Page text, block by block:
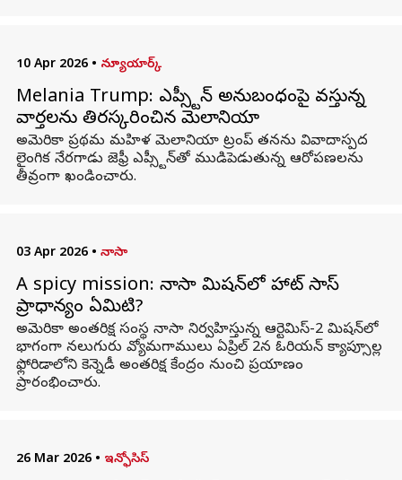
10 Apr 2026 • న్యూయార్క్
Melania Trump: ఎప్స్టీన్ అనుబంధంపై వస్తున్న
వార్తలను తిరస్కరించిన మెలానియా
అమెరికా ప్రథమ మహిళ మెలానియా ట్రంప్ తనను వివాదాస్పద
లైంగిక నేరగాడు జెఫ్రీ ఎప్స్టీన్‌తో ముడిపెడుతున్న ఆరోపణలను
తీవ్రంగా ఖండించారు.
03 Apr 2026 • నాసా
A spicy mission: నాసా మిషన్‌లో హాట్ సాస్
ప్రాధాన్యం ఏమిటి?
అమెరికా అంతరిక్ష సంస్థ నాసా నిర్వహిస్తున్న ఆర్టెమిస్-2 మిషన్‌లో
భాగంగా నలుగురు వ్యోమగాములు ఏప్రిల్ 2న ఓరియన్ క్యాప్సూల్ల
ఫ్లోరిడాలోని కెన్నెడీ అంతరిక్ష కేంద్రం నుంచి ప్రయాణం
ప్రారంభించారు.
26 Mar 2026 • ఇన్ఫోసిస్